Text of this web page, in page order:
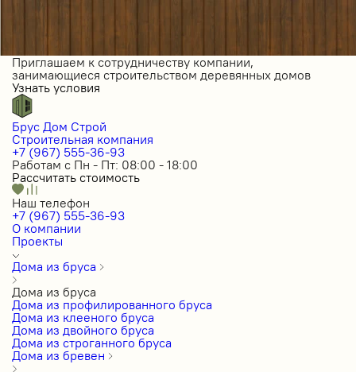
Приглашаем к сотрудничеству компании,
занимающиеся строительством деревянных домов
Узнать условия
Брус Дом Строй
Строительная компания
+7 (967) 555-36-93
Работам с Пн - Пт: 08:00 - 18:00
Рассчитать стоимость
Наш телефон
+7 (967) 555-36-93
О компании
Проекты
Дома из бруса
Дома из бруса
Дома из профилированного бруса
Дома из клееного бруса
Дома из двойного бруса
Дома из строганного бруса
Дома из бревен